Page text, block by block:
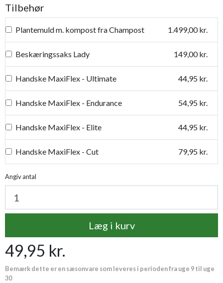
Tilbehør
Plantemuld m. kompost fra Champost 1.499,00 kr.
Beskæringssaks Lady 149,00 kr.
Handske MaxiFlex - Ultimate 44,95 kr.
Handske MaxiFlex - Endurance 54,95 kr.
Handske MaxiFlex - Elite 44,95 kr.
Handske MaxiFlex - Cut 79,95 kr.
Handske MaxiDry
Plantetorvets grønne vandingspose 75 liter
Premium læder handske Flutter
Proffesionel vandingspose 100 liter 149,95 kr.
Angiv antal
Læg i kurv
49,95 kr.
Bemærk dette er en sæsonvare som leveres i perioden fra uge 9 til uge
30